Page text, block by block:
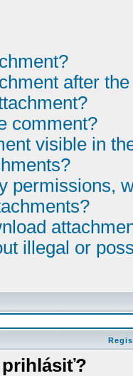
after
comment?
visible in
permissions,
illegal or
prihlásiť?